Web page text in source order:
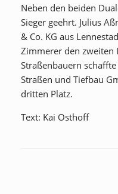
Neben den beiden
Sieger geehrt. Julius
& Co. KG aus
Zimmerer den zweiten
Straßenbauern
Straßen und Tiefbau
dritten Platz.
Text: Kai Osthoff